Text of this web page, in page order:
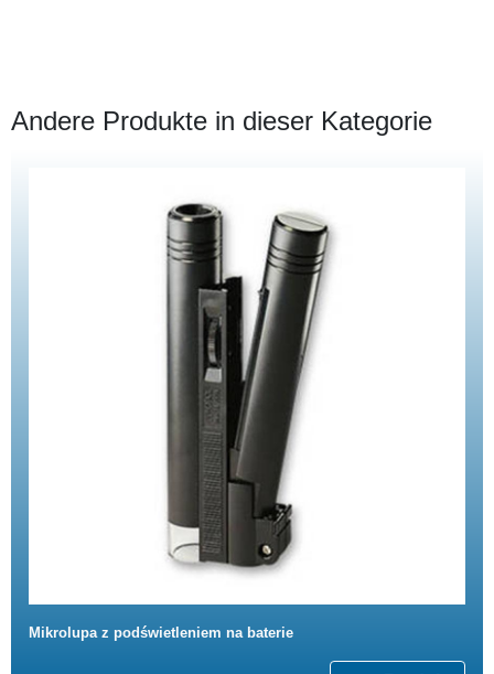
Andere Produkte in dieser Kategorie
Mikrolupa z podświetleniem na baterie